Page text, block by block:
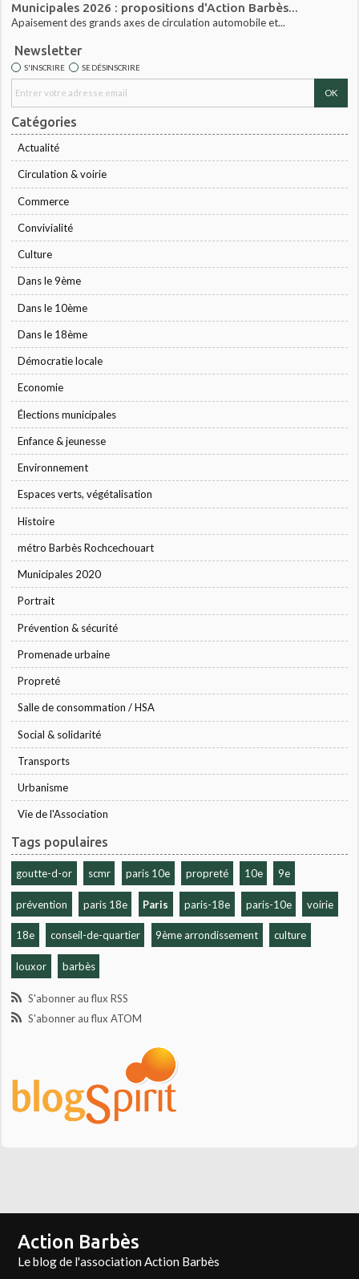
Municipales 2026 : propositions d'Action Barbès...
Apaisement des grands axes de circulation automobile et...
Newsletter
S'INSCRIRE SE DÉSINSCRIRE
Catégories
Actualité
Circulation & voirie
Commerce
Convivialité
Culture
Dans le 9ème
Dans le 10ème
Dans le 18ème
Démocratie locale
Economie
Élections municipales
Enfance & jeunesse
Environnement
Espaces verts, végétalisation
Histoire
métro Barbès Rochcechouart
Municipales 2020
Portrait
Prévention & sécurité
Promenade urbaine
Propreté
Salle de consommation / HSA
Social & solidarité
Transports
Urbanisme
Vie de l'Association
Tags populaires
goutte-d-or scmr paris 10e propreté 10e 9e
prévention paris 18e Paris paris-18e paris-10e voirie
18e conseil-de-quartier 9ème arrondissement culture
louxor barbès
S'abonner au flux RSS
S'abonner au flux ATOM
Action Barbès
Le blog de l'association Action Barbès